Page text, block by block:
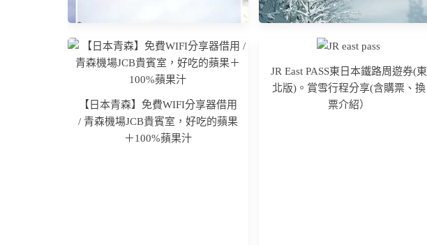
【日本東北自由行】2024青森、秋
田、岩手賞雪9天行程分享
【日本青森】免費WIFI分享器借用
/ 青森機場JCB貴賓室，好吃的蘋果
＋100%蘋果汁
JR East PASS東日本鐵路周遊券(東
北版)。賞雪行程分享(含購票、換
票介紹）